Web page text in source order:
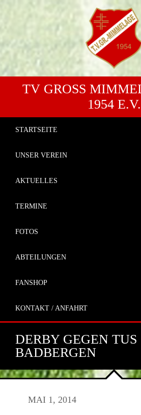
TV GROSS
954 E.V.
STARTSEITE
UNSER VEREIN
AKTUELLES
TERMINE
FOTOS
ABTEILUNGEN
FANSHOP
KONTAKT / ANFAHRT
DERBY GEGEN TUS
BADBERGEN
MAI 1, 2014